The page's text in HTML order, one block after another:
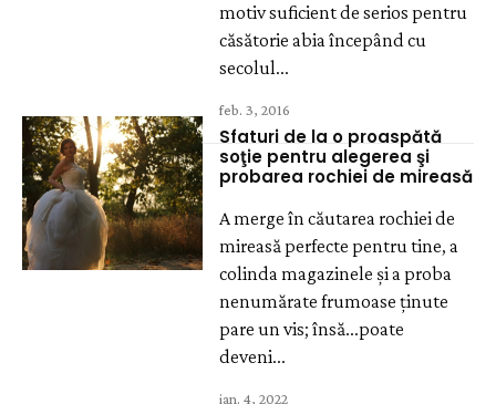
motiv suficient de serios pentru
căsătorie abia începând cu
secolul...
feb. 3, 2016
Sfaturi de la o proaspătă
soţie pentru alegerea şi
probarea rochiei de mireasă
A merge în căutarea rochiei de
mireasă perfecte pentru tine, a
colinda magazinele şi a proba
nenumărate frumoase ţinute
pare un vis; însă...poate
deveni...
ian. 4, 2022